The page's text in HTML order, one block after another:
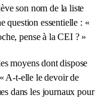
son nom de la liste
question essentielle : «
pense à la CEI ? »
moyens dont dispose
A-t-elle le devoir de
dans les journaux pour